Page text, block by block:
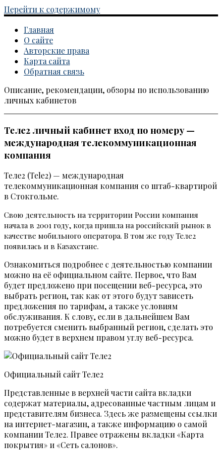
Перейти к содержимому
Главная
О сайте
Авторские права
Карта сайта
Обратная связь
Каталог личных кабинетов
Описание, рекомендации, обзоры по использованию
личных кабинетов
Теле2 личный кабинет вход по номеру —
международная телекоммуникационная
компания
Теле2 (Tele2) — международная
телекоммуникационная компания со штаб-квартирой
в Стокгольме.
Свою деятельность на территории России компания
начала в 2001 году, когда пришла на российский рынок в
качестве мобильного оператора. В том же году Теле2
появилась и в Казахстане.
Ознакомиться подробнее с деятельностью компании
можно на её официальном сайте. Первое, что Вам
будет предложено при посещении веб-ресурса, это
выбрать регион, так как от этого будут зависеть
предложения по тарифам, а также условиям
обслуживания. К слову, если в дальнейшем Вам
потребуется сменить выбранный регион, сделать это
можно будет в верхнем правом углу веб-ресурса.
Официальный сайт Теле2
Представленные в верхней части сайта вкладки
содержат материалы, адресованные частным лицам и
представителям бизнеса. Здесь же размещены ссылки
на интернет-магазин, а также информацию о самой
компании Теле2. Правее отражены вкладки «Карта
покрытия» и «Сеть салонов».